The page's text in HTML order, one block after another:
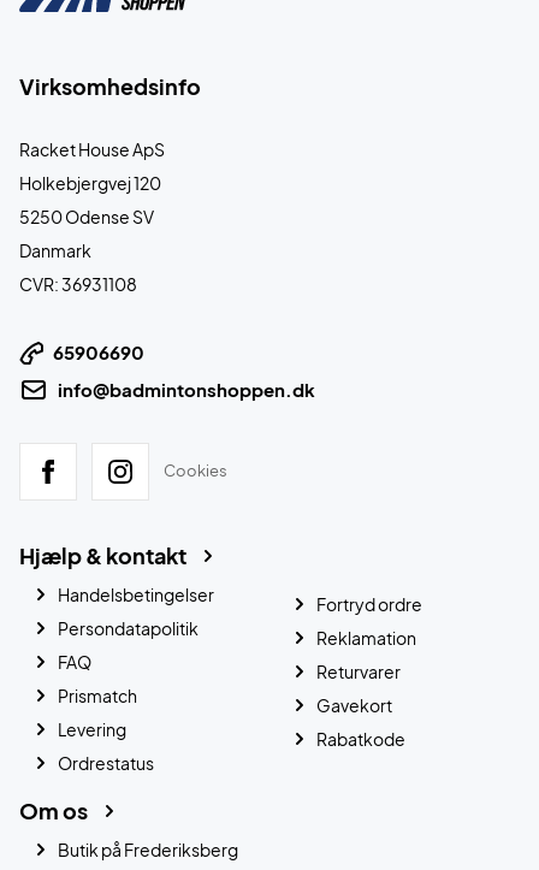
Virksomhedsinfo
Racket House ApS
Holkebjergvej 120
5250 Odense SV
Danmark
CVR: 36931108
65906690
info@badmintonshoppen.dk
Cookies
Hjælp & kontakt
Handelsbetingelser
Persondatapolitik
FAQ
Prismatch
Levering
Ordrestatus
Fortryd ordre
Reklamation
Returvarer
Gavekort
Rabatkode
Om os
Butik på Frederiksberg